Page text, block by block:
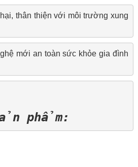
thân thiện với môi trường xung
mới an toàn sức khỏe gia đình
phẩm: